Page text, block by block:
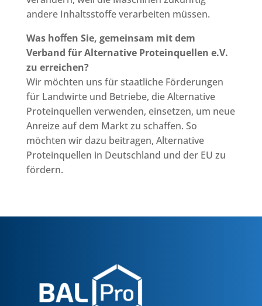
andere Inhaltsstoffe verarbeiten müssen.
Was hoﬀen Sie, gemeinsam mit dem
Verband für Alternative Proteinquellen e.V.
zu erreichen?
Wir möchten uns für staatliche Förderungen
für Landwirte und Betriebe, die Alternative
Proteinquellen verwenden, einsetzen, um neue
Anreize auf dem Markt zu schaffen. So
möchten wir dazu beitragen, Alternative
Proteinquellen in Deutschland und der EU zu
fördern.